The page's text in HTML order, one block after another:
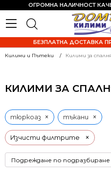
ОГРОМНА НАЛИЧНОСТ
БЕЗПЛАТНА ДОСТАВКА
Килими и Пътеки Килими за спалня
КИЛИМИ ЗА
Изчисти филтрите ×
тюркоаз × тъкани ×